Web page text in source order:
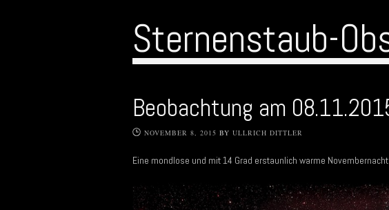
Sternenstaub-
Beobachtung am
NOVEMBER 8, 2015 BY ULLRICH DITTLER
Eine mondlose und mit 14 Grad erstaunlich warme